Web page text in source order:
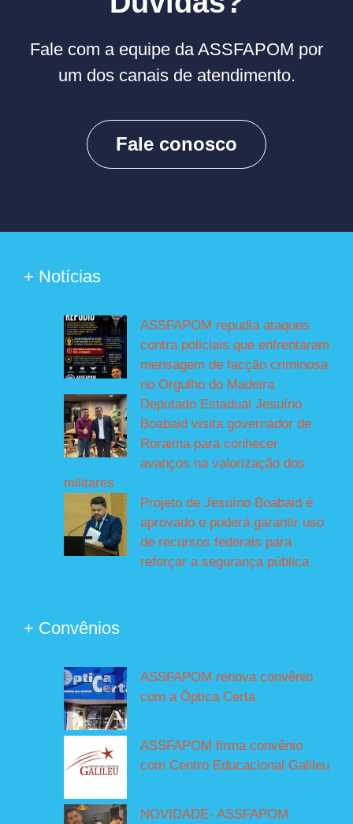
Fale com a equipe da ASSFAPOM por
um dos canais de atendimento.
Fale conosco
+ Notícias
ASSFAPOM repudia ataques
contra policiais que enfrentaram
mensagem de facção criminosa
no Orgulho do Madeira
Deputado Estadual Jesuíno
Boabaid visita governador de
Roraima para conhecer
avanços na valorização dos
militares
Projeto de Jesuíno Boabaid é
aprovado e poderá garantir uso
de recursos federais para
reforçar a segurança pública
+ Convênios
ASSFAPOM renova convênio
com a Óptica Certa
ASSFAPOM firma convênio
com Centro Educacional Galileu
NOVIDADE- ASSFAPOM